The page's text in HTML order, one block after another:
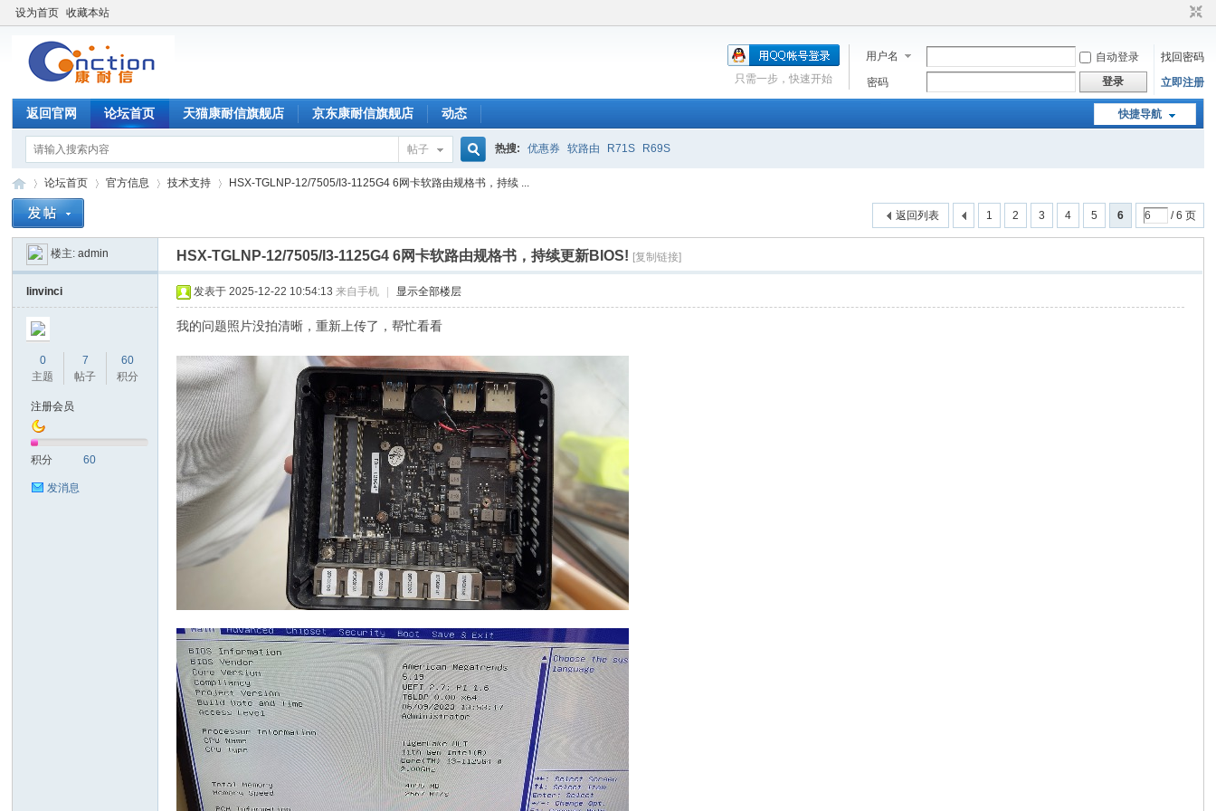
设为首页 收藏本站
用户名 自动登录
找回密码
密码
登录 立即注册
只需一步，快速开始
快捷导航
返回官网 论坛首页 天猫康耐信旗舰店 京东康耐信旗舰店 动态
帖子
搜
索
热搜: 优惠券 软路由 R71S R69S
»
论坛首页
›
官方信息 技术支持
›
HSX-TGLNP-12/7505/I3-1125G4 6网卡软路由规格书，持续 ...
1 2 3 4 5 6 / 6 页
返回列表
楼主:admin HSX-TGLNP-12/7505/I3-1125G4 6网卡软路由规格书，持续更新BIOS! [复制链接]
linvinci
0
主题
7
帖子
60
积分
注册会员
积分 60
发消息
发表于 2025-12-22 10:54:13 来自手机 显示全部楼层
我的问题照片没拍清晰，重新上传了，帮忙看看